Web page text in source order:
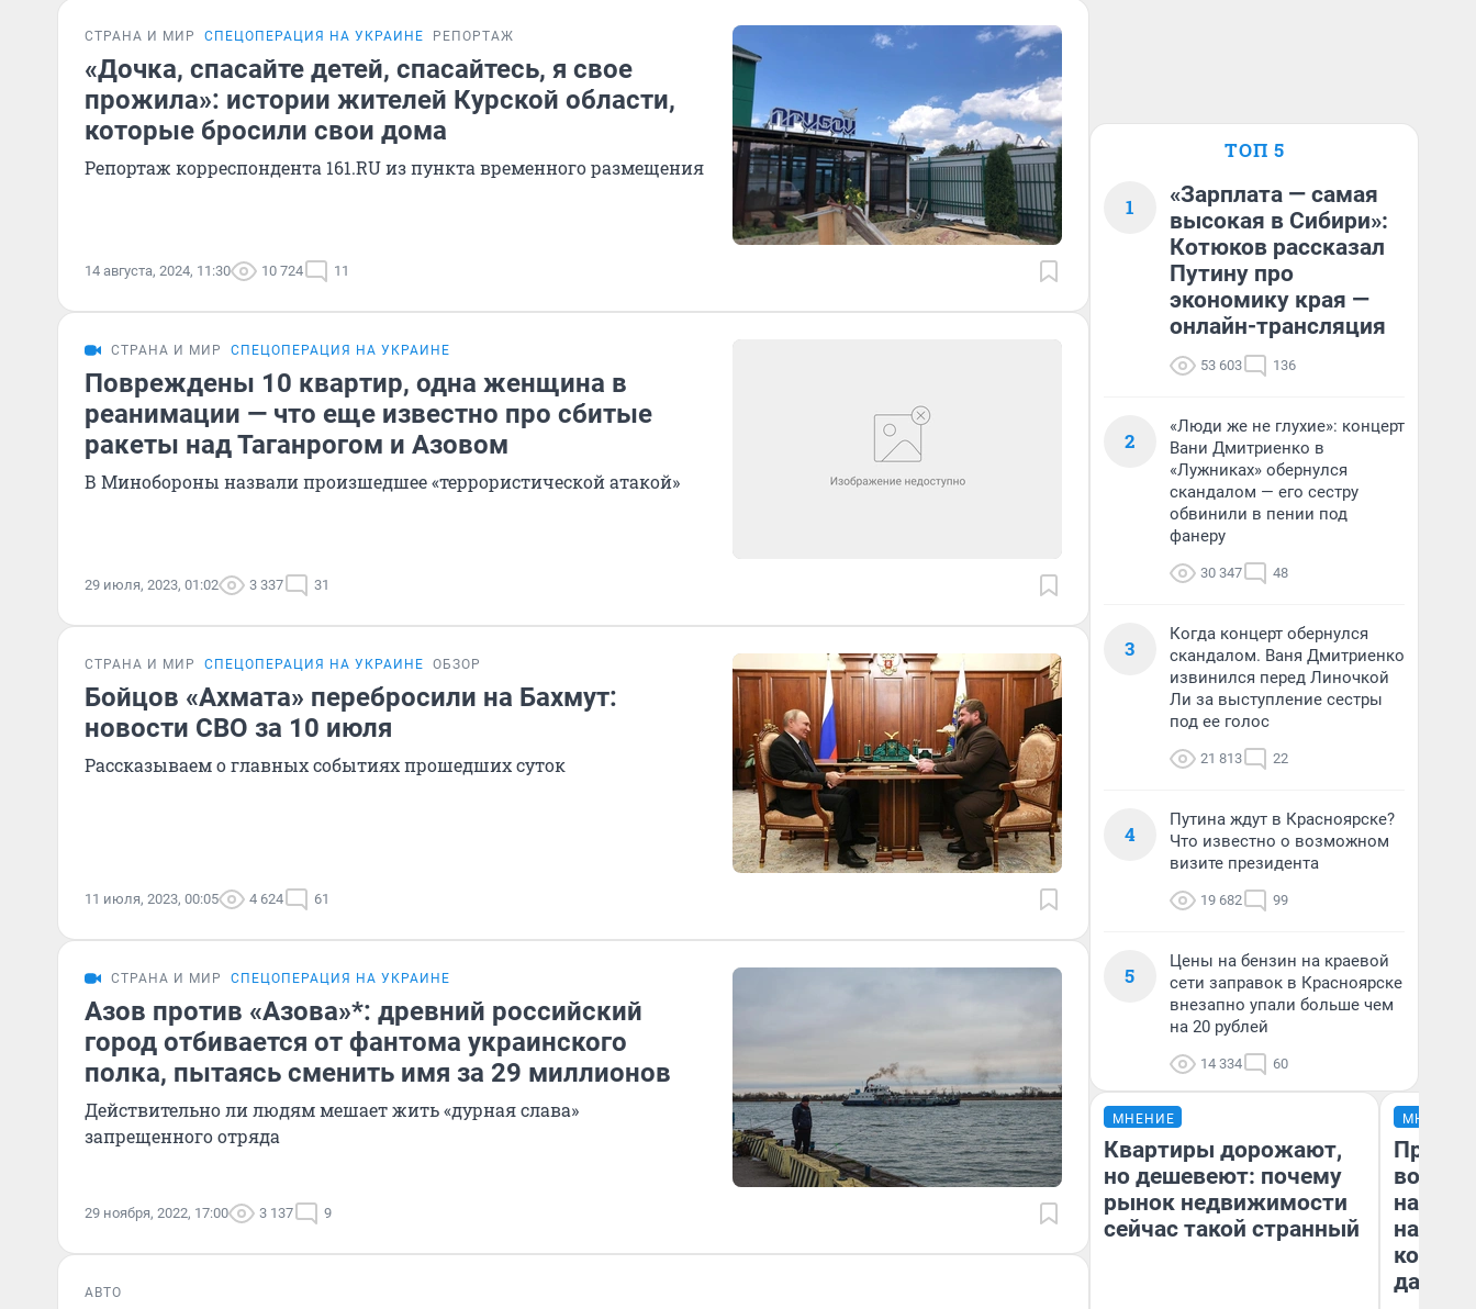
СТРАНА И МИР СПЕЦОПЕРАЦИЯ НА УКРАИНЕ РЕПОРТАЖ
«Дочка, спасайте детей, спасайтесь, я свое
прожила»: истории жителей Курской области,
которые бросили свои дома
Репортаж корреспондента 161.RU из пункта временного размещения
14 августа, 2024, 11:30 10 724 11
СТРАНА И МИР СПЕЦОПЕРАЦИЯ НА УКРАИНЕ
Повреждены 10 квартир, одна женщина в
реанимации — что еще известно про сбитые
ракеты над Таганрогом и Азовом
В Минобороны назвали произшедшее «террористической атакой»
29 июля, 2023, 01:02 3 337 31
СТРАНА И МИР СПЕЦОПЕРАЦИЯ НА УКРАИНЕ ОБЗОР
Бойцов «Ахмата» перебросили на Бахмут:
новости СВО за 10 июля
Рассказываем о главных событиях прошедших суток
11 июля, 2023, 00:05 4 624 61
СТРАНА И МИР СПЕЦОПЕРАЦИЯ НА УКРАИНЕ
Азов против «Азова»*: древний российский
город отбивается от фантома украинского
полка, пытаясь сменить имя за 29 миллионов
Действительно ли людям мешает жить «дурная слава»
запрещенного отряда
29 ноября, 2022, 17:00 3 137 9
АВТО
ТОП 5
1
«Зарплата — самая
высокая в Сибири»:
Котюков рассказал
Путину про
экономику края —
онлайн-трансляция
53 603 136
2
«Люди же не глухие»: концерт
Вани Дмитриенко в
«Лужниках» обернулся
скандалом — его сестру
обвинили в пении под
фанеру
30 347 48
3
Когда концерт обернулся
скандалом. Ваня Дмитриенко
извинился перед Линочкой
Ли за выступление сестры
под ее голос
21 813 22
4
Путина ждут в Красноярске?
Что известно о возможном
визите президента
19 682 99
5
Цены на бензин на краевой
сети заправок в Красноярске
внезапно упали больше чем
на 20 рублей
14 334 60
МНЕНИЕ
Квартиры дорожают,
но дешевеют: почему
рынок недвижимости
сейчас такой странный
МНЕНИЕ
нам
даже